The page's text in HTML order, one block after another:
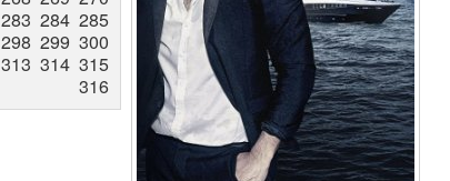
283 284 285
298 299 300
313 314 315
316